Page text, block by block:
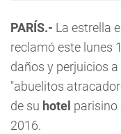
PARÍS.- La estrella
reclamó este lunes
daños y perjuicios
"abuelitos
de su hotel parisino
2016.